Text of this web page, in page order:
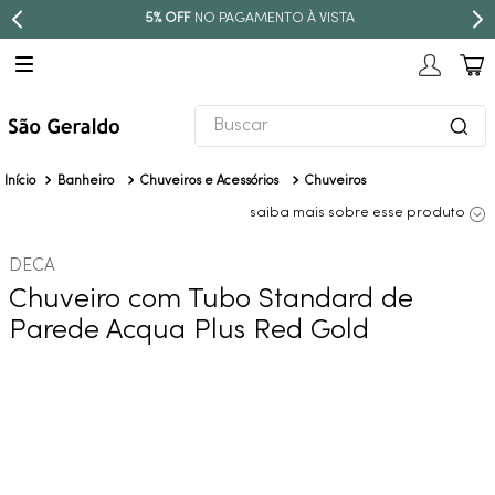
5% OFF NO PAGAMENTO À VISTA
Buscar
Banheiro Chuveiros e Acessórios Chuveiros
saiba mais sobre esse produto
DECA
Chuveiro com Tubo Standard de
Parede Acqua Plus Red Gold
TERMOS MAIS BUSCADOS
4º
deca acabamento registro